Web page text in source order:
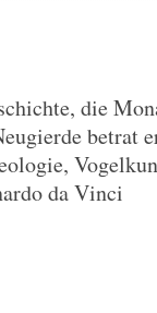
die
betrat
da Vinci